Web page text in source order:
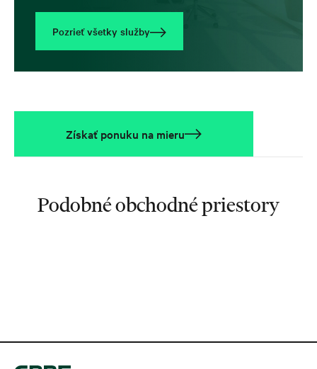
Pozrieť všetky služby
Získať ponuku na mieru
Podobné obchodné priestory